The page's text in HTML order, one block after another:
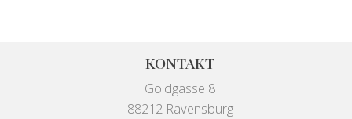
KONTAKT
Goldgasse 8
88212 Ravensburg